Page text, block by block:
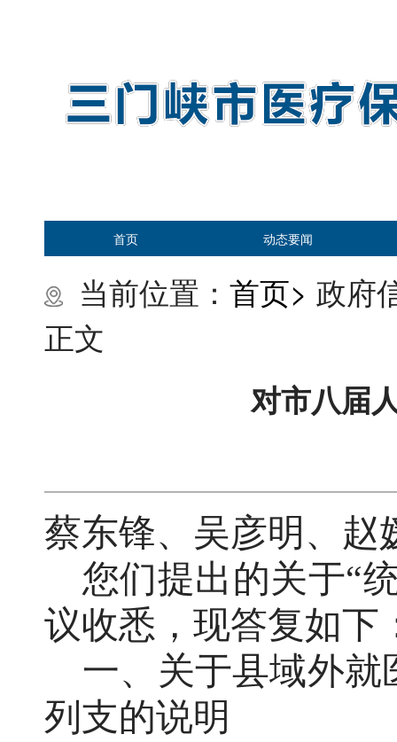
首页 动态要闻
当前位置： 首页> 政府
正文
对市八届
蔡东锋、吴彦明、赵
您们提出的关于“
议收悉 ， 现答复如下
一、关于县域外
列支的说明